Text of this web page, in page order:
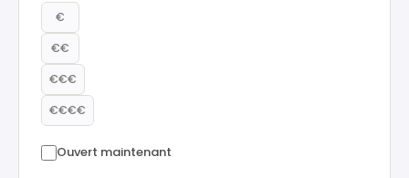
€
€€
€€€
€€€€
Ouvert maintenant